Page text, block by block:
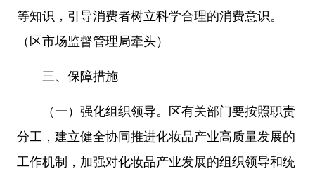
等知识，引导消费者树立科学合理的消费意识。
（区市场监督管理局牵头）
三、保障措施
（一）强化组织领导。 区有关部门要按照职责
分工，建立健全协同推进化妆品产业高质量发展的
工作机制，加强对化妆品产业发展的组织领导和统